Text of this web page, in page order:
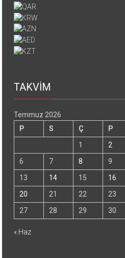
TAKVİM
Temmuz 2026
P
S Ç P
1
2
6
7 8 9
13
14 15 16
20
21 22 23
27
28 29 30
« Haz